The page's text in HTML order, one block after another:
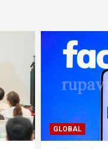
GLOBAL